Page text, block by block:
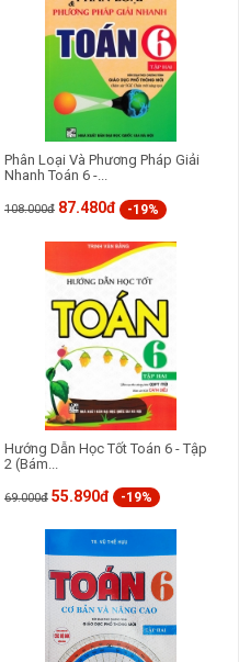
Phân Loại Và Phương Pháp Giải
Nhanh Toán 6 -...
108.000đ 87.480đ -19%
Hướng Dẫn Học Tốt Toán 6 - Tập
2 (Bám...
69.000đ 55.890đ -19%